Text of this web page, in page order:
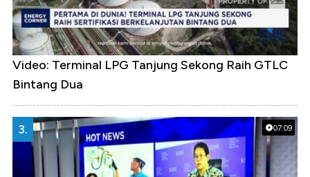
Video: Terminal LPG Tanjung Sekong Raih GTLC
Bintang Dua
07:09
3.